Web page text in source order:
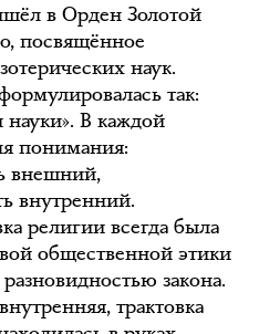
в Орден Золотой
посвящённое
наук.
так:
В каждой
понимания:
внешний,
внутренний.
религии всегда была
общественной этики
закона.
трактовка